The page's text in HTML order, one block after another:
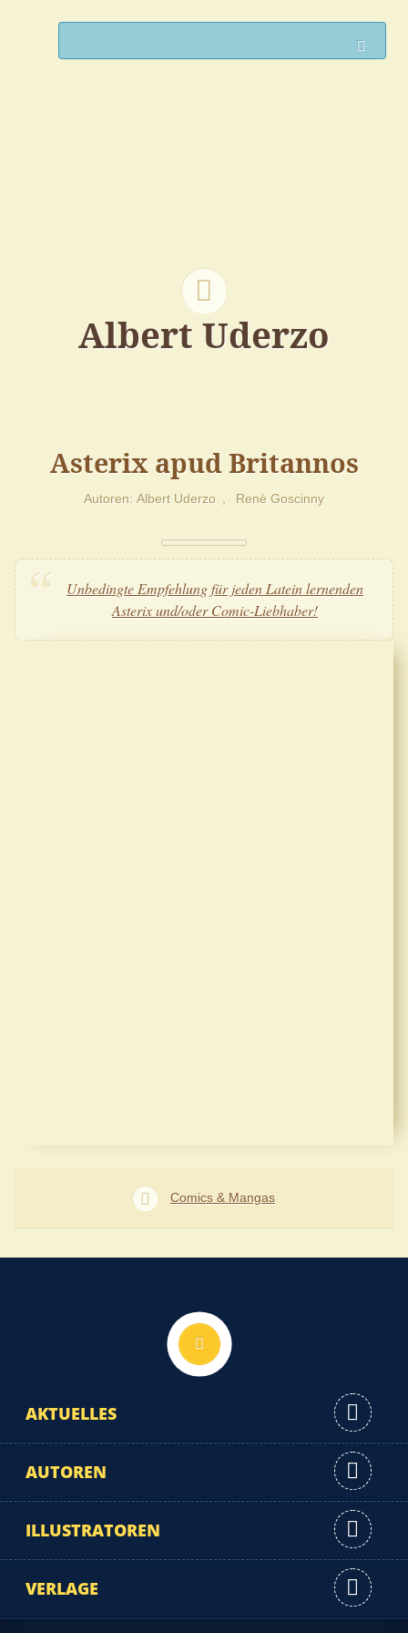
Albert Uderzo
Asterix apud Britannos
Autoren Albert Uderzo Renè Goscinny
Unbedingte Empfehlung für jeden Latein lernenden
Asterix und/oder Comic-Liebhaber!
Comics & Mangas
AKTUELLES
AUTOREN
ILLUSTRATOREN
VERLAGE